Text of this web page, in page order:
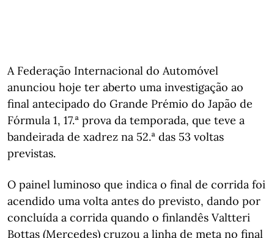
A Federação Internacional do Automóvel
anunciou hoje ter aberto uma investigação ao
final antecipado do Grande Prémio do Japão de
Fórmula 1, 17.ª prova da temporada, que teve a
bandeirada de xadrez na 52.ª das 53 voltas
previstas.
O painel luminoso que indica o final de corrida foi
acendido uma volta antes do previsto, dando por
concluída a corrida quando o finlandês Valtteri
Bottas (Mercedes) cruzou a linha de meta no final